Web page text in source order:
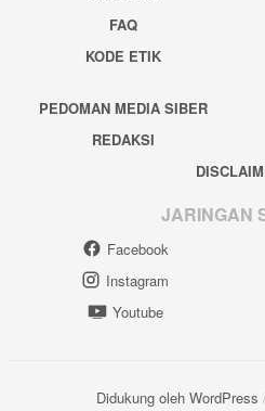
FAQ
KODE ETIK
PEDOMAN MEDIA SIBER
REDAKSI
JARINGAN
Facebook
Instagram
Youtube
Didukung oleh WordPress